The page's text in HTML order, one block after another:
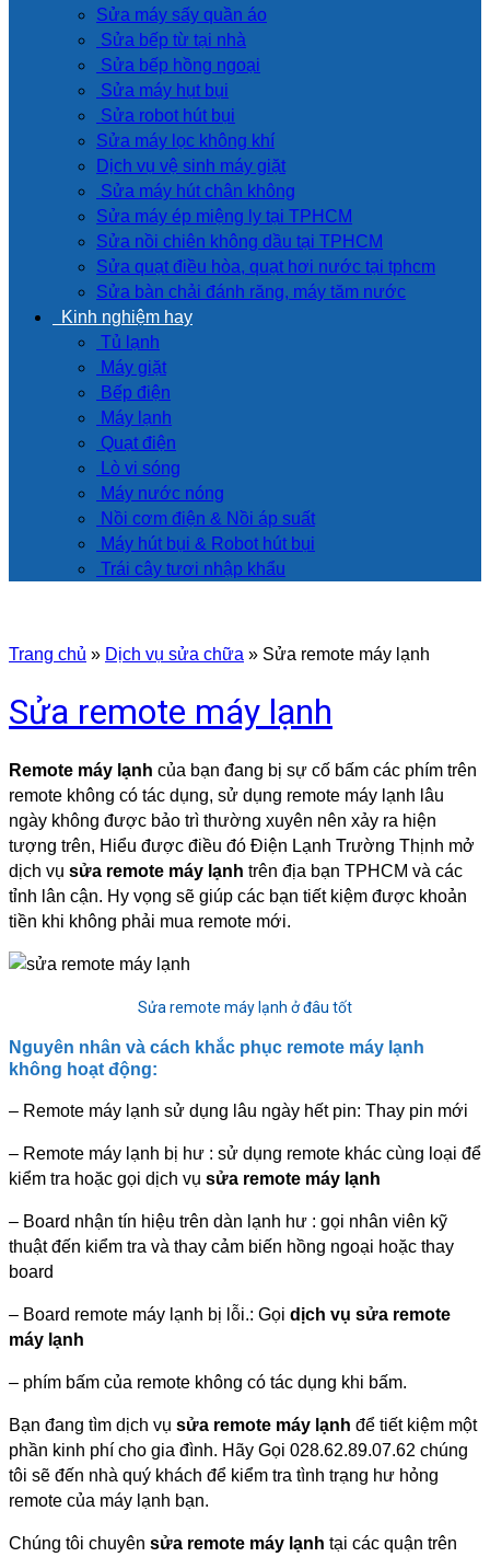
Sửa máy sấy quần áo
Sửa bếp từ tại nhà
Sửa bếp hồng ngoại
Sửa máy hụt bụi
Sửa robot hút bụi
Sửa máy lọc không khí
Dịch vụ vệ sinh máy giặt
Sửa máy hút chân không
Sửa máy ép miệng ly tại TPHCM
Sửa nồi chiên không dầu tại TPHCM
Sửa quạt điều hòa, quạt hơi nước tại tphcm
Sửa bàn chải đánh răng, máy tăm nước
Kinh nghiệm hay
Tủ lạnh
Máy giặt
Bếp điện
Máy lạnh
Quạt điện
Lò vi sóng
Máy nước nóng
Nồi cơm điện & Nồi áp suất
Máy hút bụi & Robot hút bụi
Trái cây tươi nhập khẩu
Trang chủ » Dịch vụ sửa chữa » Sửa remote máy lạnh
Sửa remote máy lạnh
Remote máy lạnh của bạn đang bị sự cố bấm các phím trên
remote không có tác dụng, sử dụng remote máy lạnh lâu
ngày không được bảo trì thường xuyên nên xảy ra hiện
tượng trên, Hiểu được điều đó Điện Lạnh Trường Thịnh mở
dịch vụ sửa remote máy lạnh trên địa bạn TPHCM và các
tỉnh lân cận. Hy vọng sẽ giúp các bạn tiết kiệm được khoản
tiền khi không phải mua remote mới.
Sửa remote máy lạnh ở đâu tốt
Nguyên nhân và cách khắc phục remote máy lạnh
không hoạt động:
– Remote máy lạnh sử dụng lâu ngày hết pin: Thay pin mới
– Remote máy lạnh bị hư : sử dụng remote khác cùng loại để
kiểm tra hoặc gọi dịch vụ sửa remote máy lạnh
– Board nhận tín hiệu trên dàn lạnh hư : gọi nhân viên kỹ
thuật đến kiểm tra và thay cảm biến hồng ngoại hoặc thay
board
– Board remote máy lạnh bị lỗi.: Gọi dịch vụ sửa remote
máy lạnh
– phím bấm của remote không có tác dụng khi bấm.
Bạn đang tìm dịch vụ sửa remote máy lạnh để tiết kiệm một
phần kinh phí cho gia đình. Hãy Gọi 028.62.89.07.62 chúng
tôi sẽ đến nhà quý khách để kiểm tra tình trạng hư hỏng
remote của máy lạnh bạn.
Chúng tôi chuyên sửa remote máy lạnh tại các quận trên